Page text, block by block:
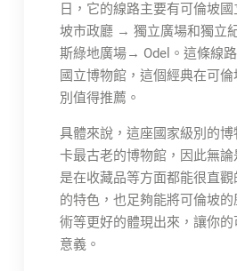
日，它的線路主要有可倫坡
坡市政廳 → 獨立廣場和獨立
斯綠地廣場→ Odel。這條線
國立博物館，這個經典在可
別值得推薦。
具體來說，這座國家級別的
卡最古老的博物館，因此無
是在收藏品等方面都能很直
的特色，也足夠能將可倫坡
術等更好的體現出來，讓你
意義。